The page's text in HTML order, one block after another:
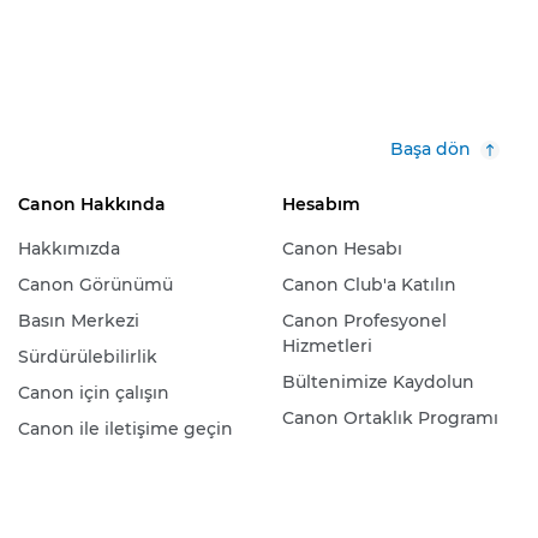
Başa dön
Canon Hakkında
Hakkımızda
Canon Görünümü
Basın Merkezi
Sürdürülebilirlik
Canon için çalışın
Canon ile iletişime geçin
Hesabım
Canon Hesabı
Canon Club'a Katılın
Canon Profesyonel
Hizmetleri
Bültenimize Kaydolun
Canon Ortaklık Programı